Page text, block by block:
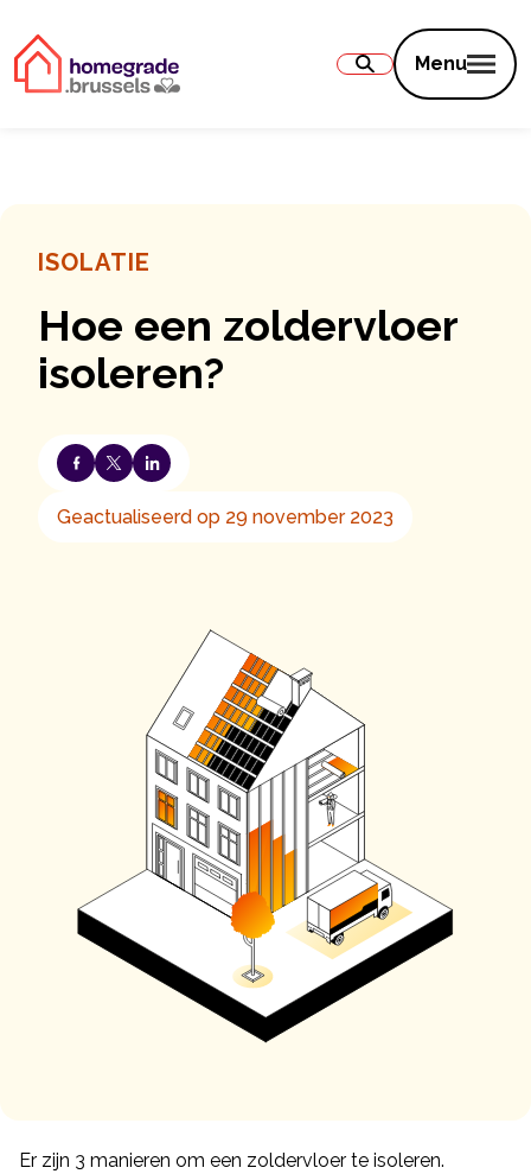
Menu
ISOLATIE
Hoe een zoldervloer
isoleren?
Geactualiseerd op 29 november 2023
Er zijn 3 manieren om een zoldervloer te isoleren.